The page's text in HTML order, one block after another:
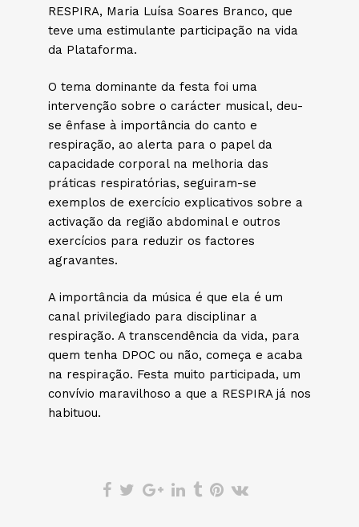
RESPIRA, Maria Luísa Soares Branco, que
teve uma estimulante participação na vida
da Plataforma.
O tema dominante da festa foi uma
intervenção sobre o carácter musical, deu-
se ênfase à importância do canto e
respiração, ao alerta para o papel da
capacidade corporal na melhoria das
práticas respiratórias, seguiram-se
exemplos de exercício explicativos sobre a
activação da região abdominal e outros
exercícios para reduzir os factores
agravantes.
A importância da música é que ela é um
canal privilegiado para disciplinar a
respiração. A transcendência da vida, para
quem tenha DPOC ou não, começa e acaba
na respiração. Festa muito participada, um
convívio maravilhoso a que a RESPIRA já nos
habituou.